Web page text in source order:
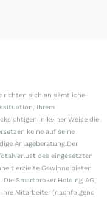
richten sich an sämtliche
ihrem
in keiner Weise die
keine auf seine
Anlageberatung.Der
des eingesetzten
erzielte Gewinne bieten
Die Smartbroker Holding AG,
Mitarbeiter (nachfolgend